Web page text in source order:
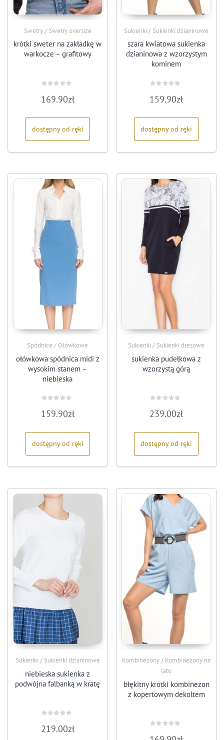
Swetry / Swetry oversize
krótki sweter na zakładkę w
warkocze – grafitowy
0
na
169.90zł
dostępny od ręki
Sukienki / Sukienki dzianinowe
szara kwiatowa sukienka
dzianinowa z wzorzystym
kominem
0
na
159.90zł
dostępny od ręki
Spódnice / Ołówkowe
ołówkowa spódnica midi z
wysokim stanem –
niebieska
0159.90zł
dostępny od ręki
Sukienki / Sukienki dresowe
sukienka pudełkowa z
wzorzystą górą
0
239.00zł
dostępny od ręki
Sukienki / Sukienki dzianinowe
niebieska sukienka z
podwójna falbanką w kratę
0
219.00zł
Kombinezony / Kombinezony na
lato
błękitny krótki kombinezon
z kopertowym dekoltem
0